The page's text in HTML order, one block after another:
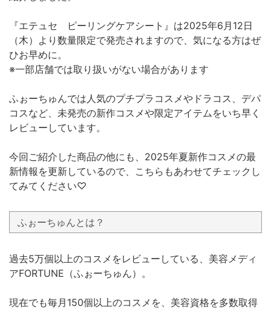
『エテュセ ピーリングケアシート』は2025年6月12日
（木）より数量限定で発売されますので、気になる方はぜ
ひお早めに。
※一部店舗では取り扱いがない場合があります
ふぉーちゅんでは人気のプチプラコスメやドラコス、デパ
コスなど、未発売の新作コスメや限定アイテムをいち早く
レビューしています。
今回ご紹介した商品の他にも、2025年夏新作コスメの最
新情報を更新しているので、こちらもあわせてチェックし
てみてください♡
ふぉーちゅんとは？
過去5万個以上のコスメをレビューしている、美容メディ
アFORTUNE（ふぉーちゅん）。
現在でも毎月150個以上のコスメを、美容資格を多数取得